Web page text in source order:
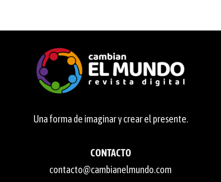
Una forma de imaginar y crear el presente.
CONTACTO
contacto@cambianelmundo.com